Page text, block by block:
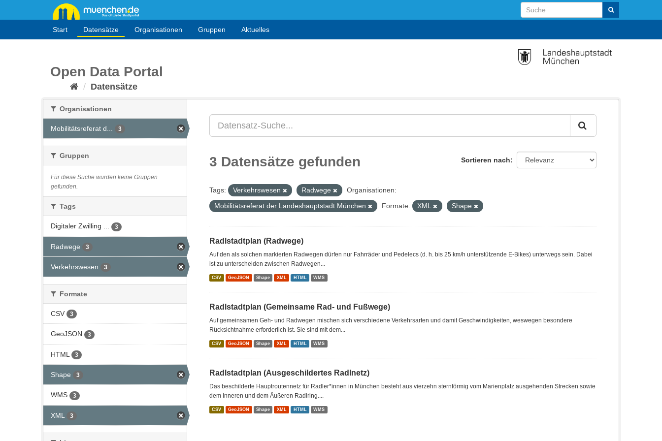
Start Datensätze Organisationen Gruppen Aktuelles
Open Data Portal
Datensätze
Organisationen
Mobilitätsreferat d... 3
Gruppen
Für diese Suche wurden keine Gruppen
gefunden.
Tags
Digitaler Zwilling ... 3
Radwege 3
Verkehrswesen 3
Formate
CSV 3
GeoJSON 3
HTML 3
Shape 3
WMS 3
XML 3
Sortieren nach
3 Datensätze gefunden
Tags: Verkehrswesen Radwege
Organisationen:
Mobilitätsreferat der Landeshauptstadt München
Formate: XML Shape
Radlstadtplan (Radwege)
Auf den als solchen markierten Radwegen dürfen nur Fahrräder und Pedelecs (d. h. bis 25 km/h unterstützende E-Bikes) unterwegs sein. Dabei
ist zu unterscheiden zwischen Radwegen...
CSV GeoJSON Shape XML HTML WMS
Radlstadtplan (Gemeinsame Rad- und Fußwege)
Auf gemeinsamen Geh- und Radwegen mischen sich verschiedene Verkehrsarten und damit Geschwindigkeiten, weswegen besondere
Rücksichtnahme erforderlich ist. Sie sind mit dem...
CSV GeoJSON Shape XML HTML WMS
Radlstadtplan (Ausgeschildertes Radlnetz)
Das beschilderte Hauptroutennetz für Radler*innen in München besteht aus vierzehn sternförmig vom Marienplatz ausgehenden Strecken sowie
dem Inneren und dem Äußeren Radlring....
CSV GeoJSON Shape XML HTML WMS